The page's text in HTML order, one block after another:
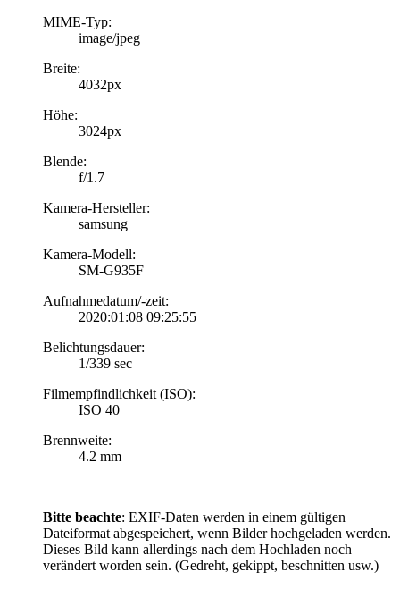
MIME-Typ:
image/jpeg
Breite:
4032px
Höhe:
3024px
Blende:
f/1.7
Kamera-Hersteller:
samsung
Kamera-Modell:
SM-G935F
Aufnahmedatum/-zeit:
2020:01:08 09:25:55
Belichtungsdauer:
1/339 sec
Filmempfindlichkeit (ISO):
ISO 40
Brennweite:
4.2 mm
Bitte beachte: EXIF-Daten werden in einem gültigen
Dateiformat abgespeichert, wenn Bilder hochgeladen werden.
Dieses Bild kann allerdings nach dem Hochladen noch
verändert worden sein. (Gedreht, gekippt, beschnitten usw.)